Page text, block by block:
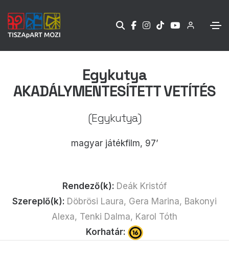
Egykutya
AKADÁLYMENTESÍTETT VETÍTÉS
(Egykutya)
magyar játékfilm, 97’
Rendező(k): Deák Kristóf
Szereplő(k): Döbrösi Laura, Gera Marina, Bakonyi
Alexa, Tenki Dalma, Karol Tóth
Korhatár: